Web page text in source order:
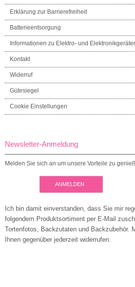
Erklärung zur Barrierefreiheit
Batterieentsorgung
Informationen zu Elektro- und
Kontakt
Widerruf
Gütesiegel
Cookie Einstellungen
Newsletter-Anmeldung
Melden Sie sich an um unsere Vorteile zu
ANMELDEN
Ich bin damit einverstanden, dass Sie mir
folgendem Produktsortiment per E-Mail
Tortenfotos, Backzutaten und Backzubehör.
Ihnen gegenüber jederzeit widerrufen.